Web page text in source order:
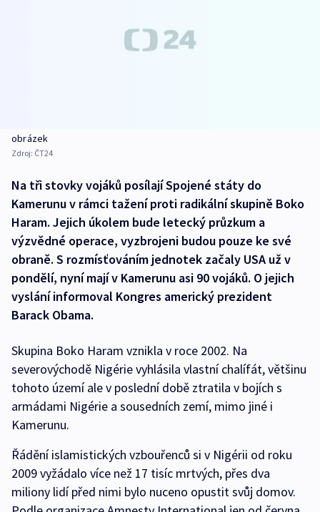
obrázek
Zdroj: ČT24
Na tři stovky vojáků posílají Spojené státy do
Kamerunu v rámci tažení proti radikální skupině Boko
Haram. Jejich úkolem bude letecký průzkum a
výzvědné operace, vyzbrojeni budou pouze ke své
obraně. S rozmísťováním jednotek začaly USA už v
pondělí, nyní mají v Kamerunu asi 90 vojáků. O jejich
vyslání informoval Kongres americký prezident
Barack Obama.
Skupina Boko Haram vznikla v roce 2002. Na
severovýchodě Nigérie vyhlásila vlastní chalífát, většinu
tohoto území ale v poslední době ztratila v bojích s
armádami Nigérie a sousedních zemí, mimo jiné i
Kamerunu.
Řádění islamistických vzbouřenců si v Nigérii od roku
2009 vyžádalo více než 17 tisíc mrtvých, přes dva
miliony lidí před nimi bylo nuceno opustit svůj domov.